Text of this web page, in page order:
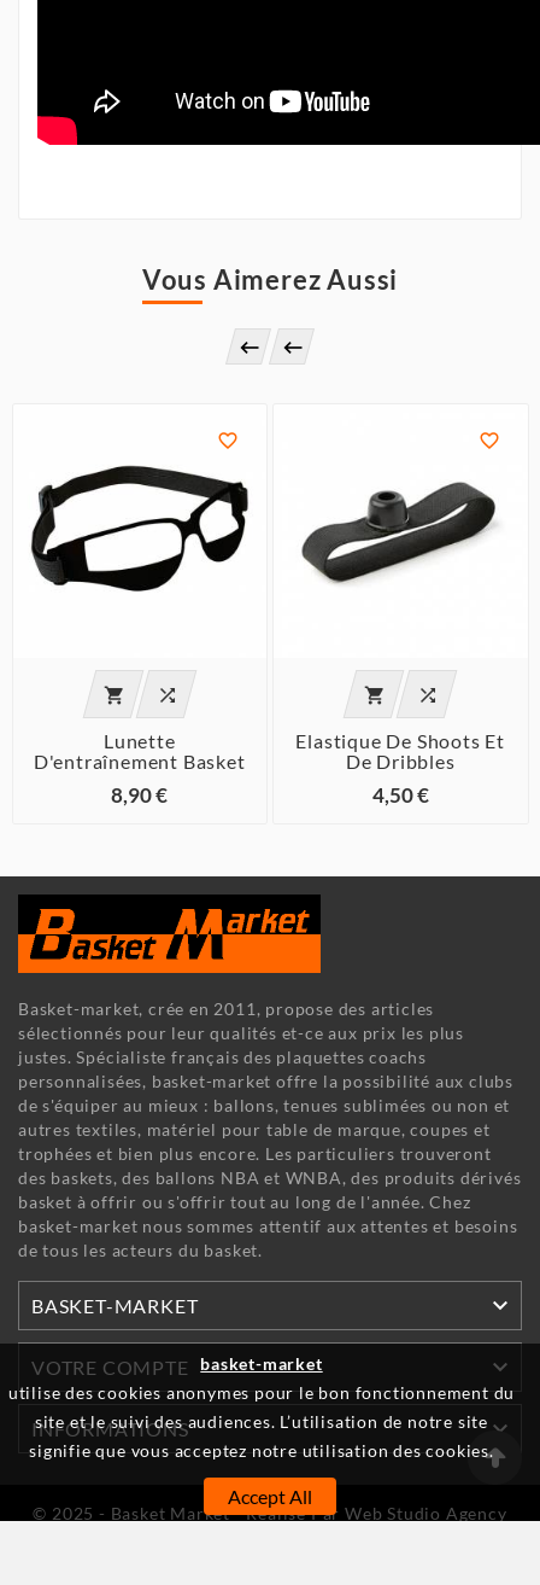
basket-market
utilise des cookies anonymes pour le bon fonctionnement du
site et le suivi des audiences. L’utilisation de notre site
signifie que vous acceptez notre utilisation des cookies.
Accept All
Vous Aimerez Aussi
 

 
Lunette
D'entraînement Basket
8,90 €

 
Elastique De Shoots Et
De Dribbles
4,50 €
Basket-market, crée en 2011, propose des articles
sélectionnés pour leur qualités et-ce aux prix les plus
justes. Spécialiste français des plaquettes coachs
personnalisées, basket-market offre la possibilité aux clubs
de s'équiper au mieux : ballons, tenues sublimées ou non et
autres textiles, matériel pour table de marque, coupes et
trophées et bien plus encore. Les particuliers trouveront
des baskets, des ballons NBA et WNBA, des produits dérivés
basket à offrir ou s'offrir tout au long de l'année. Chez
basket-market nous sommes attentif aux attentes et besoins
de tous les acteurs du basket.
BASKET-MARKET 
VOTRE COMPTE 
INFORMATIONS 
© 2025 - Basket Market - Réalisé Par Web Studio Agency